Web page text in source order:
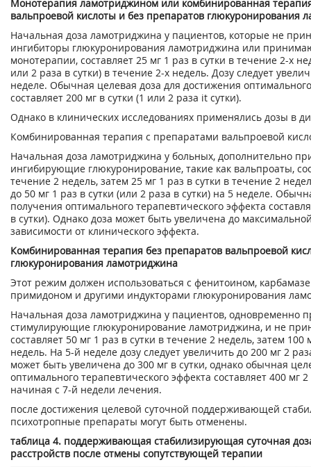
Монотерапия ламотриджином или комбинированная
вальпроевой кислоты и без препаратов глюкуронирования
Начальная доза ламотриджина у пациентов, которые не
ингибиторы глюкуронирования ламотриджина или
монотерапии, составляет 25 мг 1 раз в сутки в течение 2-х
или 2 раза в сутки) в течение 2-х недель. Дозу следует
неделе. Обычная целевая доза для достижения
составляет 200 мг в сутки (1 или 2 раза it сутки).
Однако в клинических исследованиях применялись дозы в
Комбинированная терапия с препаратами вальпроевой
Начальная доза ламотриджина у больных, дополнительно
ингибирующие глюкуронирование, такие как вальпроаты,
течение 2 недель, затем 25 мг 1 раз в сутки в течение 2
до 50 мг 1 раз в сутки (или 2 раза в сутки) на 5 неделе.
получения оптимального терапевтического эффекта
в сутки). Однако доза может быть увеличена до
зависимости от клинического эффекта.
Комбинированная терапия без препаратов вальпроевой
глюкуронирования ламотриджина
Этот режим должен использоваться с фенитоином,
примидоном и другими индукторами глюкуронирования
Начальная доза ламотриджина у пациентов, одновременно
стимулирующие глюкуронирование ламотриджина, и не
составляет 50 мг 1 раз в сутки в течение 2 недель, затем 100
недель. На 5-й неделе дозу следует увеличить до 200 мг 2
может быть увеличена до 300 мг в сутки, однако обычная
оптимального терапевтического эффекта составляет 400 мг
начиная с 7-й недели лечения.
после достижения целевой суточной поддерживающей
психотропные препараты могут быть отменены.
таблица 4. поддерживающая стабилизирующая суточная
расстройств после отмены сопутствующей терапии